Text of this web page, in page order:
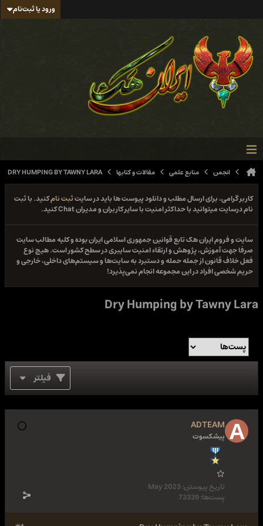
ورود یا ثبت‌نام
انجمن منابع علمی مقالات و کتابها DRY HUMPING BY TAWNY LARA
کاربر گرامی، برای ارسال مطلب و دانلود پیوست ها باید در سایتثبت نامکنید. با ثبت
نام درسایت میتوانید با حداکثر امنیت با سایر کاربران و مدیران Chat کنید.
سایت و فروم ایران هک تابع قوانین جمهوری اسلامی ایران بوده و کلیه مطالب سایت
صرفا جهت آموزش، پژوهش و ارتقاء امنیت سایبری در سطح کشور است. هیچ نوع
فعل خلاف قانون از جمله حمله و دستبرد به سایت‌ها و سیستم‌های داخلی، خارجی و
حریم شخصی افراد در این مجموعه انجام نمی‌پذیرد!
Dry Humping by Tawny Lara
فیلتر
ADTEAM
پیشکسوت
تاریخ پیوستن:May 2023
پست‌ها:73339